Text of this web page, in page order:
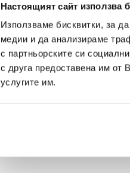
Настоящият сайт използва
Използваме бисквитки, за
медии и да анализираме
с партньорските си
с друга предоставена им от
услугите им.